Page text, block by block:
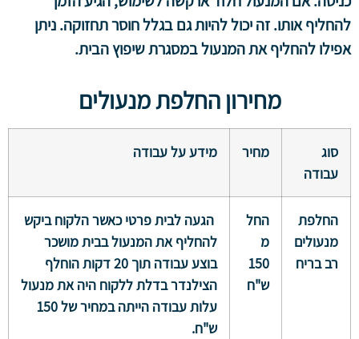
להחליף אותו. זה יכול להיות גם בגלל חוסר תחזוקה. ניתן
אפילו להחליף את המנעול במסגרת שיפוץ הבית.
מחירון החלפת מנעולים
סוג
עבודה
מחיר מידע על עבודה
החלפת
מנעולים
רב בריח
החל
מ
150
ש"ח
הגעה לבית פרטי כאשר הלקוח ביקש
להחליף את המנעול בבית מושכר
בוצע עבודה תוך 20 דקות הוחלף
הצילנדר בדלת ללקוח היה את מנעול
עלות עבודה הייתה במחיר של 150
ש"ח.